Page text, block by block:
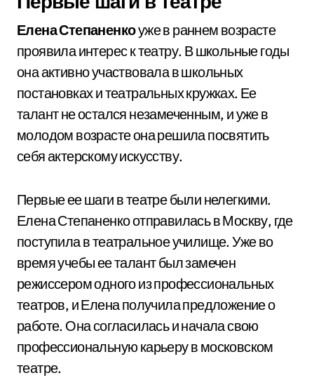
Елена Степаненкоуже в раннем возрасте
проявила интерес к театру. В школьные годы
она активно участвовала в школьных
постановках и театральных кружках. Ее
талант не остался незамеченным, и уже в
молодом возрасте она решила посвятить
себя актерскому искусству.
Первые ее шаги в театре были нелегкими.
Елена Степаненко отправилась в Москву, где
поступила в театральное училище. Уже во
время учебы ее талант был замечен
режиссером одного из профессиональных
театров, и Елена получила предложение о
работе. Она согласилась и начала свою
профессиональную карьеру в московском
театре.